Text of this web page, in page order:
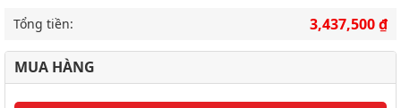
Tổng tiền: 3,437,500 ₫
MUA HÀNG